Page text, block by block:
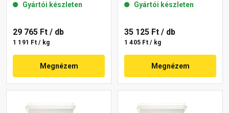
Gyártói készleten
29 765 Ft / db
1 191 Ft / kg
Megnézem
Gyártói készleten
35 125 Ft / db
1 405 Ft / kg
Megnézem